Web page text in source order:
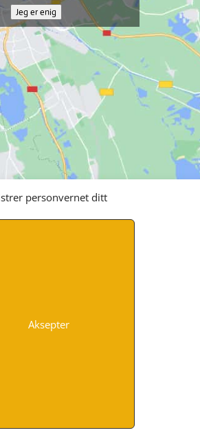
personvernet ditt
Aksepter
Jeg er enig